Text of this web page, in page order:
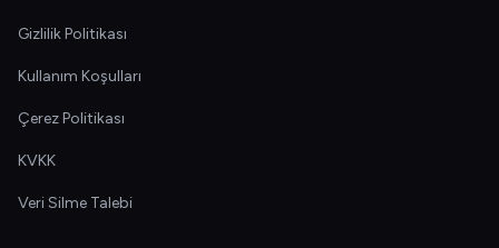
Gizlilik Politikası
Kullanım Koşulları
Çerez Politikası
KVKK
Veri Silme Talebi